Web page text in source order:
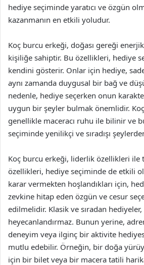
hediye seçiminde yaratıcı ve özgün
kazanmanın en etkili yoludur.
Koç burcu erkeği, doğası gereği
kişiliğe sahiptir. Bu özellikleri, hediye
kendini gösterir. Onlar için hediye,
aynı zamanda duygusal bir bağ ve
nedenle, hediye seçerken onun
uygun bir şeyler bulmak önemlidir.
genellikle maceracı ruhu ile bilinir ve
seçiminde yenilikçi ve sıradışı
Koç burcu erkeği, liderlik özellikleri ile
özellikleri, hediye seçiminde de etkili
karar vermekten hoşlandıkları için,
zevkine hitap eden özgün ve cesur
edilmelidir. Klasik ve sıradan hediyeler,
heyecanlandırmaz. Bunun yerine,
deneyim veya ilginç bir aktivite
mutlu edebilir. Örneğin, bir doğa
için bir bilet veya bir macera tatili